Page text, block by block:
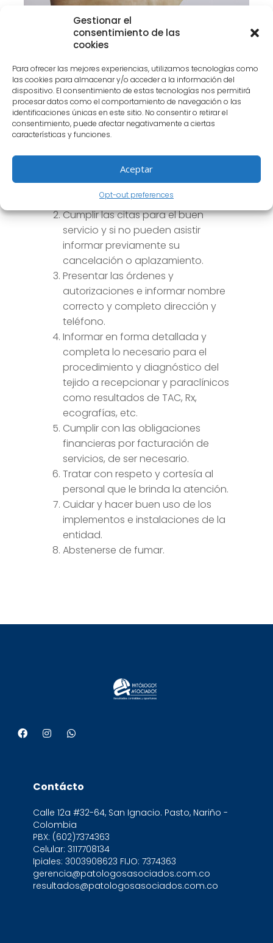
Gestionar el
consentimiento de las
cookies
Para ofrecer las mejores experiencias, utilizamos tecnologías como
las cookies para almacenar y/o acceder a la información del
dispositivo. El consentimiento de estas tecnologías nos permitirá
procesar datos como el comportamiento de navegación o las
identificaciones únicas en este sitio. No consentir o retirar el
consentimiento, puede afectar negativamente a ciertas
características y funciones.
Aceptar
Opt-out preferences
Deberes
Cumplir las normas, políticas
establecidas para el ingreso,
dispuestas en la resolución 00741 de
1997 art 6, por el cual se restringe el
ingreso de armas o cualquier
elemento que se considere
peligroso.
Cumplir las citas para el buen
servicio y si no pueden asistir
informar previamente su
cancelación o aplazamiento.
Presentar las órdenes y
autorizaciones e informar nombre
correcto y completo dirección y
teléfono.
Informar en forma detallada y
completa lo necesario para el
procedimiento y diagnóstico del
tejido a recepcionar y paraclínicos
como resultados de TAC, Rx,
ecografías, etc.
Cumplir con las obligaciones
financieras por facturación de
servicios, de ser necesario.
Tratar con respeto y cortesía al
personal que le brinda la atención.
Cuidar y hacer buen uso de los
implementos e instalaciones de la
entidad.
Abstenerse de fumar.
Contácto
Calle 12a #32-64, San Ignacio. Pasto, Nariño -
Colombia
PBX: (602)7374363
Celular: 3117708134
Ipiales: 3003908623 FIJO: 7374363
gerencia@patologosasociados.com.co
resultados@patologosasociados.com.co